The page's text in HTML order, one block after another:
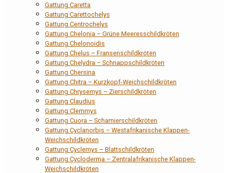
Gattung Caretta
Gattung Carettochelys
Gattung Centrochelys
Gattung Chelonia – Grüne Meeresschildkröten
Gattung Chelonoidis
Gattung Chelus – Fransenschildkröten
Gattung Chelydra – Schnappschildkröten
Gattung Chersina
Gattung Chitra – Kurzkopf-Weichschildkröten
Gattung Chrysemys – Zierschildkröten
Gattung Claudius
Gattung Clemmys
Gattung Cuora – Scharnierschildkröten
Gattung Cyclanorbis – Westafrikanische Klappen-
Weichschildkröten
Gattung Cyclemys – Blattschildkröten
Gattung Cycloderma – Zentralafrikanische Klappen-
Weichschildkröten